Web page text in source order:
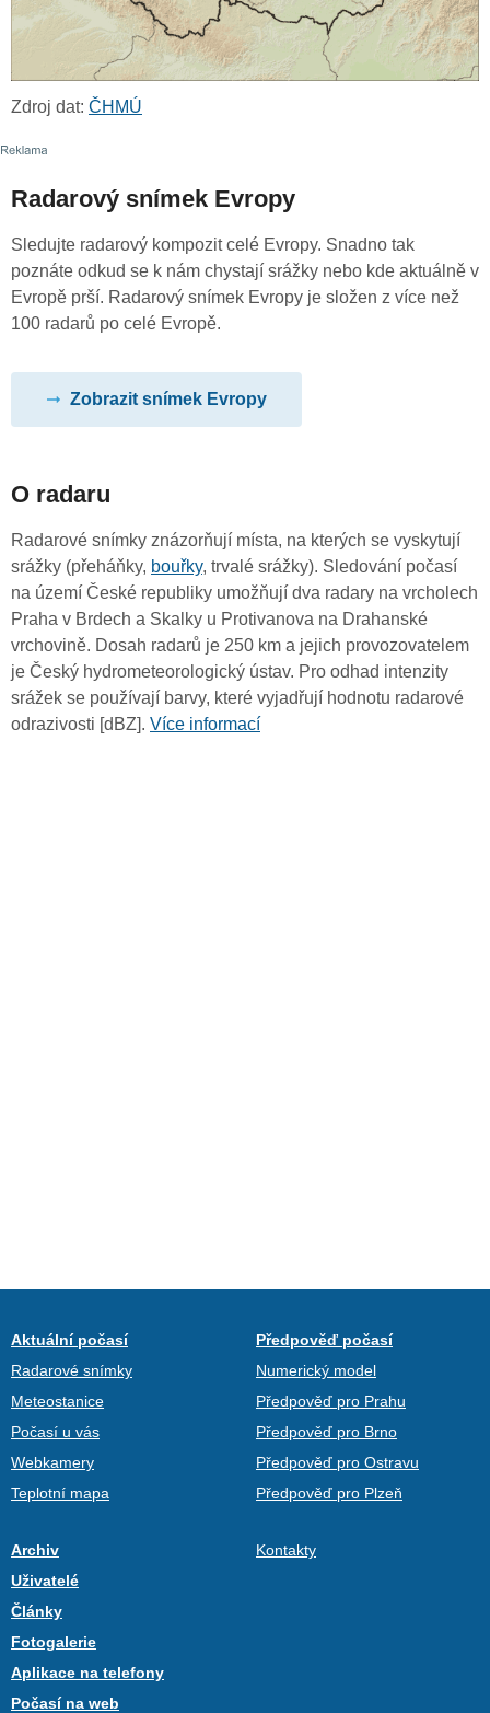
Zdroj dat: ČHMÚ
Radarový snímek Evropy
Sledujte radarový kompozit celé Evropy. Snadno tak
poznáte odkud se k nám chystají srážky nebo kde aktuálně v
Evropě prší. Radarový snímek Evropy je složen z více než
100 radarů po celé Evropě.
Zobrazit snímek Evropy
O radaru
Radarové snímky znázorňují místa, na kterých se vyskytují
srážky (přeháňky, bouřky, trvalé srážky). Sledování počasí
na území České republiky umožňují dva radary na vrcholech
Praha v Brdech a Skalky u Protivanova na Drahanské
vrchovině. Dosah radarů je 250 km a jejich provozovatelem
je Český hydrometeorologický ústav. Pro odhad intenzity
srážek se používají barvy, které vyjadřují hodnotu radarové
odrazivosti [dBZ]. Více informací
Aktuální počasí
Radarové snímky
Meteostanice
Počasí u vás
Webkamery
Teplotní mapa
Předpověď počasí
Numerický model
Předpověď pro Prahu
Předpověď pro Brno
Předpověď pro Ostravu
Předpověď pro Plzeň
Archiv
Uživatelé
Články
Fotogalerie
Aplikace na telefony
Počasí na web
Kontakty